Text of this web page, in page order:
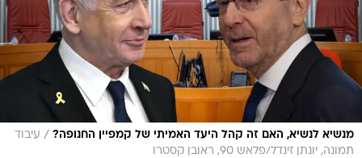
מנשיא לנשיא, האם זה קהל היעד האמיתי של קמפיין החנופה? / עיבוד
תמונה, יונתן זינדל/פלאש 90, ראובן קסטרו